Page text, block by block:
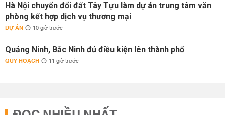
Hà Nội chuyển đổi đất Tây Tựu làm dự án trung tâm văn
phòng kết hợp dịch vụ thương mại
DỰ ÁN 10 giờ trước
Quảng Ninh, Bắc Ninh đủ điều kiện lên thành phố
QUY HOẠCH 11 giờ trước